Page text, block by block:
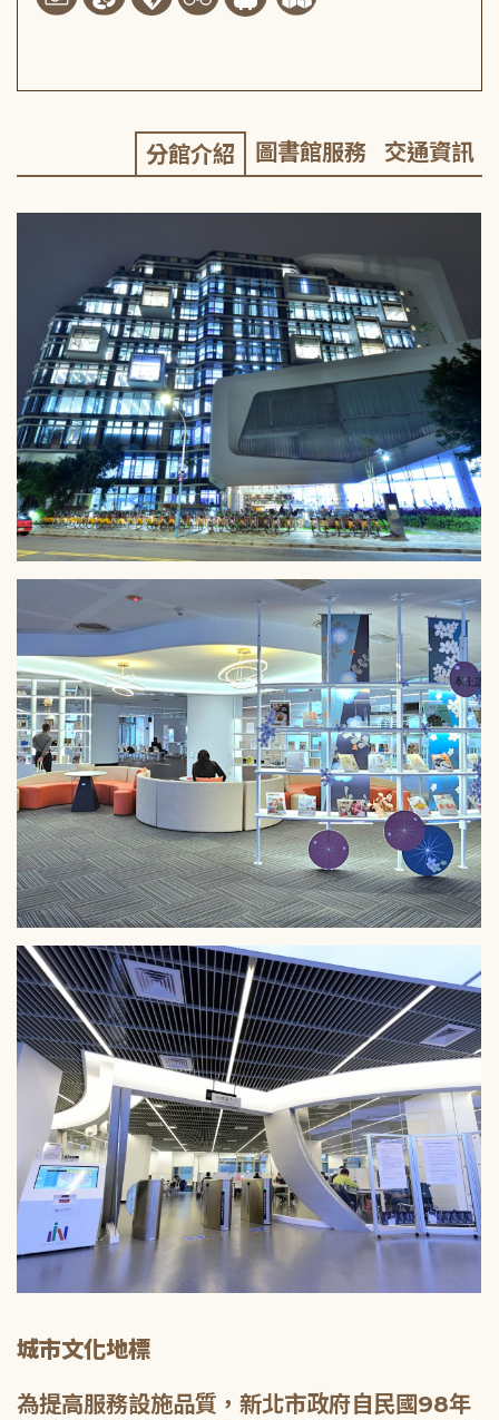
分館介紹 圖書館服務 交通資訊
城市文化地標
為提高服務設施品質，新北市政府自民國98年